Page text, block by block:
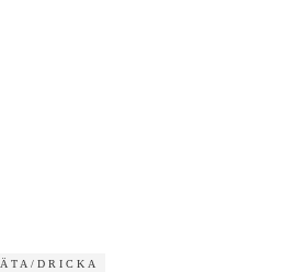
ÄTA/DRICKA